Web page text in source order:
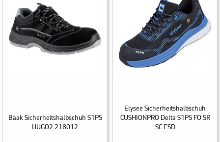
Baak Sicherheitshalbschuh S1PS
HUGO2 218012
Elysee Sicherheitshalbschuh
CUSHIONPRO Delta S1PS FO SR
SC ESD